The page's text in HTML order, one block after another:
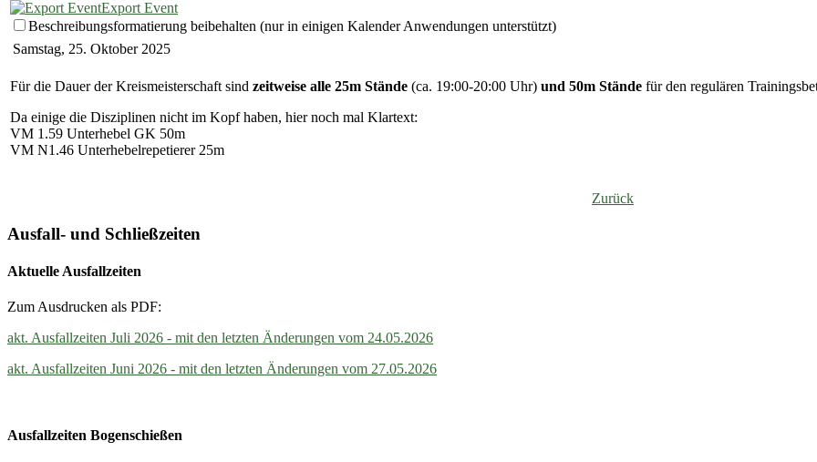
Export Event
Beschreibungsformatierung beibehalten (nur in einigen Kalender Anwendungen unterstützt)
Samstag, 25. Oktober 2025
Für die Dauer der Kreismeisterschaft sind zeitweise alle 25m Stände (ca. 19:00-20:00 Uhr) und 50m Stände für den regulären
Da einige die Disziplinen nicht im Kopf haben, hier noch mal Klartext:
VM 1.59 Unterhebel GK 50m
VM N1.46 Unterhebelrepetierer 25m
Zurück
Ausfall- und Schließzeiten
Aktuelle Ausfallzeiten
Zum Ausdrucken als PDF:
akt. Ausfallzeiten Juli 2026 - mit den letzten Änderungen vom 24.05.2026
akt. Ausfallzeiten Juni 2026 - mit den letzten Änderungen vom 27.05.2026
Ausfallzeiten Bogenschießen